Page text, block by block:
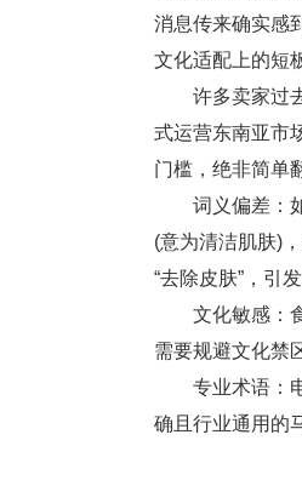
消息传来确实感
文化适配上的短板
许多卖家过去
式运营东南亚市
门槛，绝非简单
词义偏差：如
(意为清洁肌肤)
“去除皮肤”，引
文化敏感：食
需要规避文化禁
专业术语：电
确且行业通用的